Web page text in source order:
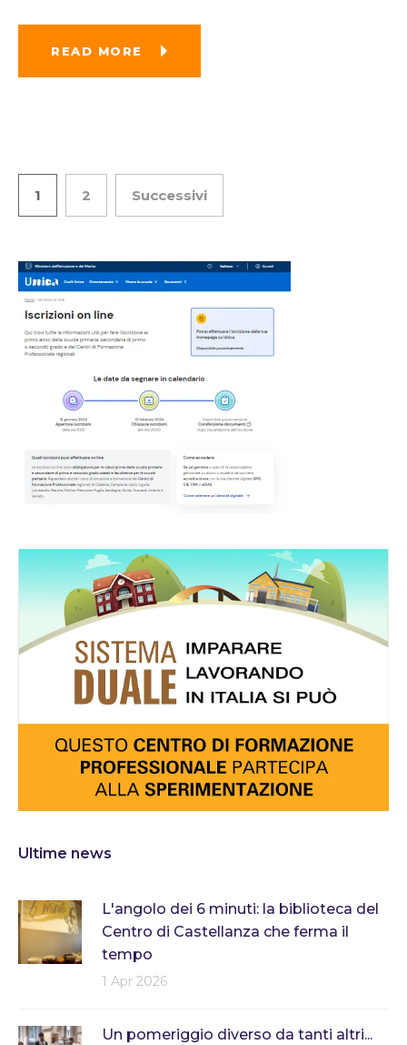
READ MORE
1 2 Successivi
Ultime news
L'angolo dei 6 minuti: la biblioteca del
Centro di Castellanza che ferma il
tempo
1 Apr 2026
Un pomeriggio diverso da tanti altri...